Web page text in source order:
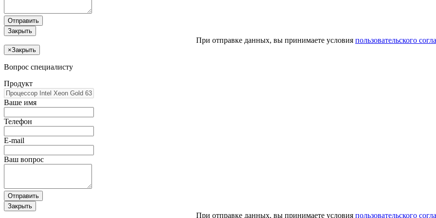
Отправить
Закрыть
При отправке данных, вы принимаете условия пользовательского
×Закрыть
Вопрос специалисту
Продукт
Ваше имя
Телефон
E-mail
Ваш вопрос
Отправить
Закрыть
При отправке данных, вы принимаете условия пользовательского